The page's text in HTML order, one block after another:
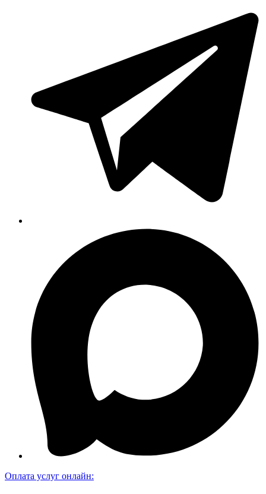
Оплата услуг онлайн: